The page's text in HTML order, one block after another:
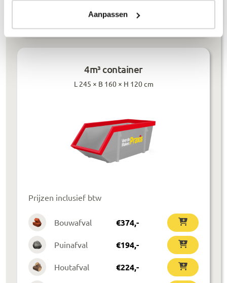
Aanpassen
4m³ container
L 245 × B 160 × H 120 cm
Prijzen inclusief btw
Bouwafval €374,-
Puinafval €194,-
Houtafval €224,-